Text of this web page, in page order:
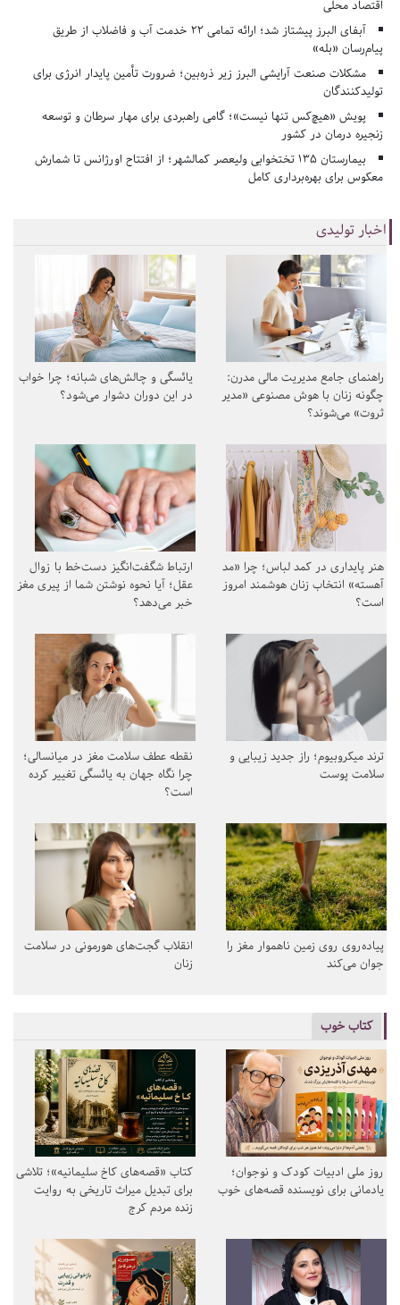
اقتصاد محلی
آبفای البرز پیشتاز شد؛ ارائه تمامی ۲۲ خدمت آب و فاضلاب از طریق
پیام‌رسان «بله»
مشکلات صنعت آرایشی البرز زیر ذره‌بین؛ ضرورت تأمین پایدار انرژی برای
تولیدکنندگان
پویش «هیچ‌کس تنها نیست»؛ گامی راهبردی برای مهار سرطان و توسعه
زنجیره درمان در کشور
بیمارستان ۱۳۵ تختخوابی ولیعصر کمالشهر؛ از افتتاح اورژانس تا شمارش
معکوس برای بهره‌برداری کامل
اخبار تولیدی
راهنمای جامع مدیریت مالی مدرن:
چگونه زنان با هوش مصنوعی «مدیر
ثروت» می‌شوند؟
یائسگی و چالش‌های شبانه؛ چرا خواب
در این دوران دشوار می‌شود؟
هنر پایداری در کمد لباس؛ چرا «مد
آهسته» انتخاب زنان هوشمند امروز
است؟
ارتباط شگفت‌انگیز دست‌خط با زوال
عقل؛ آیا نحوه نوشتن شما از پیری مغز
خبر می‌دهد؟
ترند میکروبیوم؛ راز جدید زیبایی و
سلامت پوست
نقطه عطف سلامت مغز در میانسالی؛
چرا نگاه جهان به یائسگی تغییر کرده
است؟
پیاده‌روی روی زمین ناهموار مغز را
جوان می‌کند
انقلاب گجت‌های هورمونی در سلامت
زنان
کتاب خوب
روز ملی ادبیات کودک و نوجوان؛
یادمانی برای نویسنده قصه‌های خوب
کتاب «قصه‌های کاخ سلیمانیه»؛ تلاشی
برای تبدیل میراث تاریخی به روایت
زنده مردم کرج